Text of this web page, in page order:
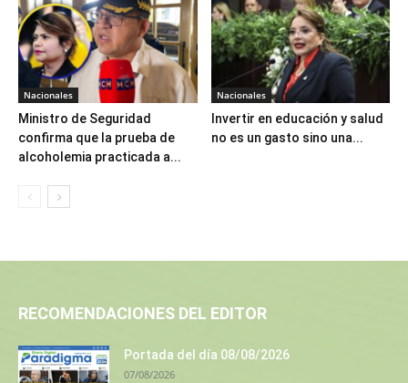
Nacionales
Ministro de Seguridad
confirma que la prueba de
alcoholemia practicada a...
Nacionales
Invertir en educación y salud
no es un gasto sino una...
RECOMENDACIONES DEL EDITOR
Portada del día 08/08/2026
07/08/2026